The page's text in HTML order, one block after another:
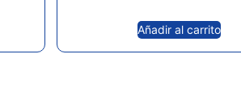
Añadir al carrito